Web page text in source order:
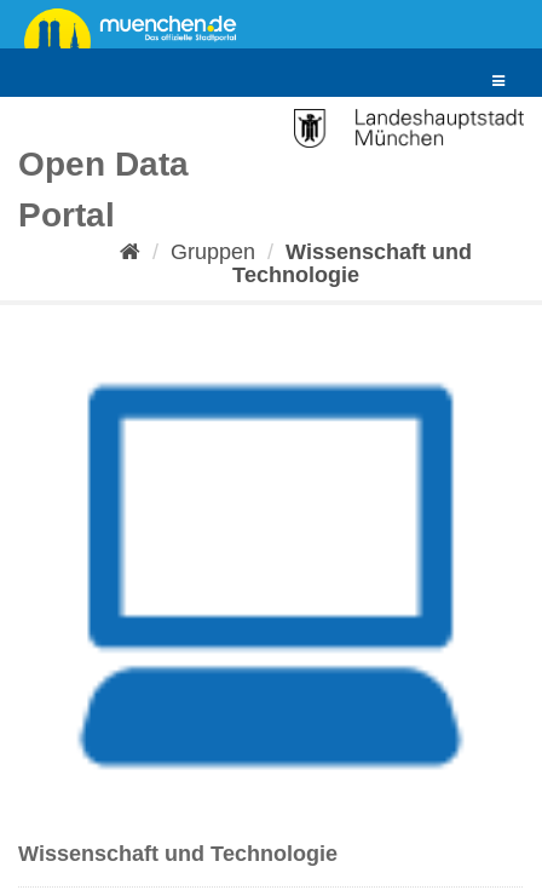
Überspringen
zum
Toggle
Open Data
Portal
Gruppen
Wissenschaft und
Technologie
Wissenschaft und Technologie